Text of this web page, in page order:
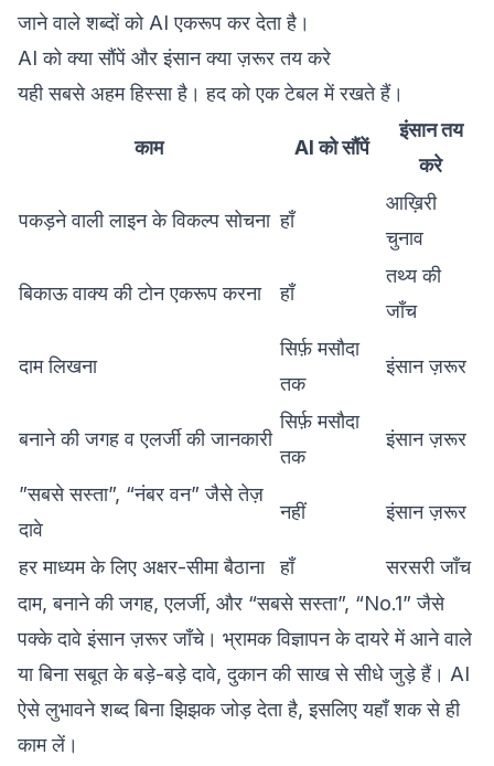
जाने वाले शब्दों को AI एकरूप कर देता है।
AI को क्या सौंपें और इंसान क्या ज़रूर तय करे
यही सबसे अहम हिस्सा है। हद को एक टेबल में रखते हैं।
काम AI को सौंपें
इंसान तय
करे
पकड़ने वाली लाइन के विकल्प सोचना हाँ
आख़िरी
चुनाव
बिकाऊ वाक्य की टोन एकरूप करना हाँ
तथ्य की
जाँच
दाम लिखना
सिर्फ़ मसौदा
तक
इंसान ज़रूर
बनाने की जगह व एलर्जी की जानकारी
सिर्फ़ मसौदा
तक
इंसान ज़रूर
”सबसे सस्ता”, “नंबर वन” जैसे तेज़
दावे
नहीं इंसान ज़रूर
हर माध्यम के लिए अक्षर-सीमा बैठाना हाँ
सरसरी जाँच
दाम, बनाने की जगह, एलर्जी, और “सबसे सस्ता”, “No.1” जैसे
पक्के दावे इंसान ज़रूर जाँचे। भ्रामक विज्ञापन के दायरे में आने वाले
या बिना सबूत के बड़े-बड़े दावे, दुकान की साख से सीधे जुड़े हैं। AI
ऐसे लुभावने शब्द बिना झिझक जोड़ देता है, इसलिए यहाँ शक से ही
काम लें।